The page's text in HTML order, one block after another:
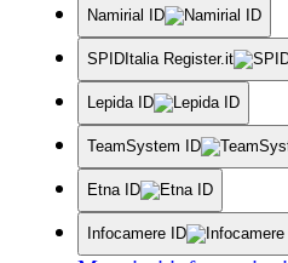
Namirial ID
SPIDItalia Register.it
Lepida ID
TeamSystem ID
Etna ID
Infocamere ID